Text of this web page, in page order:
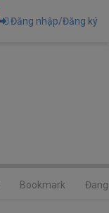
Đăng nhập/Đăng ký
Bookmark